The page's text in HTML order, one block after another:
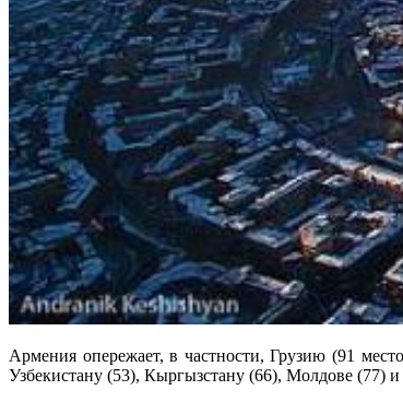
Армения опережает, в частности, Грузию (91
Узбекистану (53), Кыргызстану (66), Молдове (77)